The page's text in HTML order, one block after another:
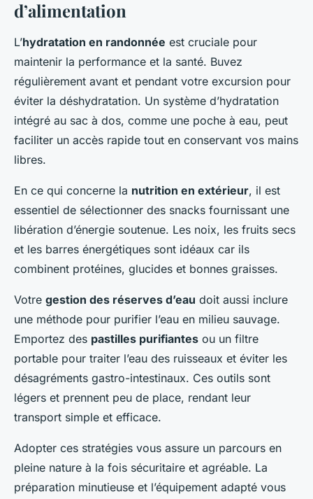
d’alimentation
L’hydratation en randonnée est cruciale pour
maintenir la performance et la santé. Buvez
régulièrement avant et pendant votre excursion pour
éviter la déshydratation. Un système d’hydratation
intégré au sac à dos, comme une poche à eau, peut
faciliter un accès rapide tout en conservant vos mains
libres.
En ce qui concerne la nutrition en extérieur, il est
essentiel de sélectionner des snacks fournissant une
libération d’énergie soutenue. Les noix, les fruits secs
et les barres énergétiques sont idéaux car ils
combinent protéines, glucides et bonnes graisses.
Votre gestion des réserves d’eau doit aussi inclure
une méthode pour purifier l’eau en milieu sauvage.
Emportez des pastilles purifiantes ou un filtre
portable pour traiter l’eau des ruisseaux et éviter les
désagréments gastro-intestinaux. Ces outils sont
légers et prennent peu de place, rendant leur
transport simple et efficace.
Adopter ces stratégies vous assure un parcours en
pleine nature à la fois sécuritaire et agréable. La
préparation minutieuse et l’équipement adapté vous